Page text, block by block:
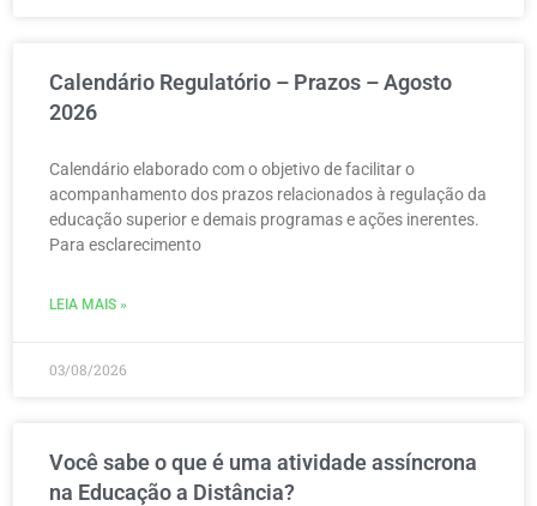
Calendário Regulatório – Prazos – Agosto
2026
Calendário elaborado com o objetivo de facilitar o
acompanhamento dos prazos relacionados à regulação da
educação superior e demais programas e ações inerentes.
Para esclarecimento
LEIA MAIS »
03/08/2026
Você sabe o que é uma atividade assíncrona
na Educação a Distância?